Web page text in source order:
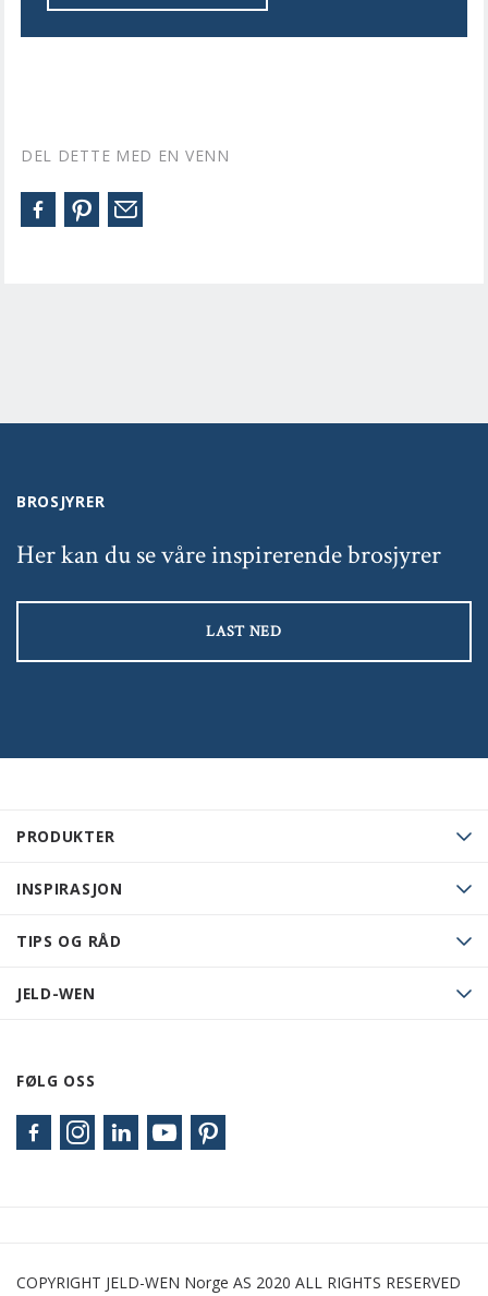
DEL DETTE MED EN VENN
PRODUKTER
INSPIRASJON
TIPS OG RÅD
JELD-WEN
FØLG OSS
BROSJYRER
Her kan du se våre inspirerende brosjyrer
LAST NED
COPYRIGHT JELD-WEN Norge AS 2020 ALL RIGHTS RESERVED